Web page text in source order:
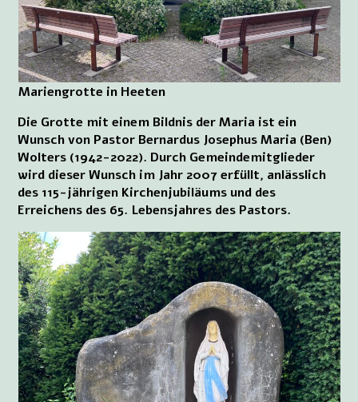
Mariengrotte in Heeten
Die Grotte mit einem Bildnis der Maria ist ein
Wunsch von Pastor Bernardus Josephus Maria (Ben)
Wolters (1942-2022). Durch Gemeindemitglieder
wird dieser Wunsch im Jahr 2007 erfüllt, anlässlich
des 115-jährigen Kirchenjubiläums und des
Erreichens des 65. Lebensjahres des Pastors.